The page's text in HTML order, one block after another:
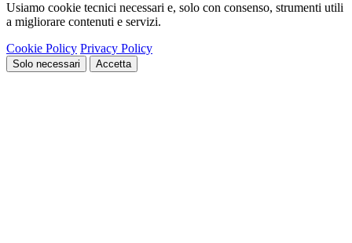
Usiamo cookie tecnici necessari e, solo con consenso, strumenti utili
a migliorare contenuti e servizi.
Cookie Policy Privacy Policy
Solo necessari Accetta